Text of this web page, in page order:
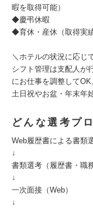
暇を取得可能）
◆慶弔休暇
◆育休・産休（取得実
＼ホテルの状況に応じ
シフト管理は支配人が
にお仕事を調整してOK
土日祝やお盆・年末年
どんな選考プ
Web履歴書による書類
↓
書類選考（履歴書・職
↓
一次面接（Web）
↓